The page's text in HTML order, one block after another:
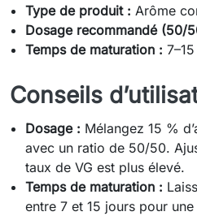
Type de produit : Arôme
Dosage recommandé (50/
Temps de maturation :
Conseils
Dosage : Mélangez 15 %
avec un ratio de 50/50.
taux de VG est plus élevé.
Temps de maturation :
entre 7 et 15 jours pour